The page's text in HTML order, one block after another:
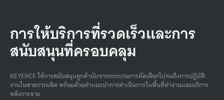
การให้บริการที่รวดเร็วและการ
สนับสนุนที่ครอบคลุม
KEYENCE ให้การสนับสนุนลูกค้านับจากกระบวนการคัดเลือกไปจนถึงการปฏิบัติ
งานในสายการผลิต พร้อมด้วยคําแนะนําการดําเนินการในพื้นที่ทํางานและบริการ
หลังการขาย